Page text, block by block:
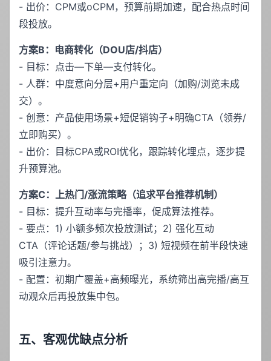
- 出价：CPM或oCPM，预算前期加速，配合热点时间
段投放。
方案B：电商转化（DOU店/抖店）
- 目标：点击—下单—支付转化。
- 人群：中度意向分层+用户重定向（加购/浏览未成
交）。
- 创意：产品使用场景+短促销钩子+明确CTA（领券/
立即购买）。
- 出价：目标CPA或ROI优化，跟踪转化埋点，逐步提
升预算池。
方案C：上热门/涨流策略（追求平台推荐机制）
- 目标：提升互动率与完播率，促成算法推荐。
- 要点：1) 小额多频次投放测试；2) 强化互动
CTA（评论话题/参与挑战）；3) 短视频在前半段快速
吸引注意力。
- 配置：初期广覆盖+高频曝光，系统筛出高完播/高互
动观众后再投放集中包。
五、客观优缺点分析